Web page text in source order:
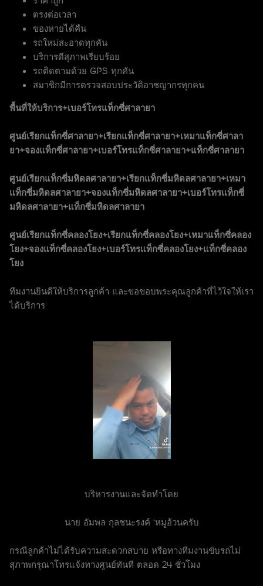
ตรงต่อเวลา
ของหายได้คืน
รถใหม่สะอาดทุกคัน
บริการดีสุภาพเรียบร้อย
รถติดตามด้วย GPS ทุกคัน
สมาชิกมีการตรวจสอบประวัติอาชญากรทุกคน
พื้นที่ให้บริการ+เบอร์โทรแท็กซี่ศาลายา
ศูนย์เรียกแท็กซี่ศาลายา+เรียกแท็กซี่ศาลายา+เหมาแท็กซี่ศาลา
ยา+จองแท็กซี่ศาลายา+เบอร์โทรแท็กซี่ศาลายา+แท็กซี่ศาลายา
ศูนย์เรียกแท็กซี่มหิดลศาลายา+เรียกแท็กซี่มหิดลศาลายา+เหมา
แท็กซี่มหิดลศาลายา+จองแท็กซี่มหิดลศาลายา+เบอร์โทรแท็กซี่
มหิดลศาลายา+แท็กซี่มหิดลศาลายา
ศูนย์เรียกแท็กซี่คลองโยง+เรียกแท็กซี่คลองโยง+เหมาแท็กซี่คลอง
โยง+จองแท็กซี่คลองโยง+เบอร์โทรแท็กซี่คลองโยง+แท็กซี่คลอง
โยง
ทีมงานยินดีให้บริการลูกค้า และขอขอบพระคุณลูกค้าที่ไว้ใจให้เรา
ได้บริการ
บริหารงานและจัดทำโดย
นาย อัมพล กุลชนะรงค์ 'หมูอ้วนครับ
กรณีลูกค้าไม่ได้รับความสะดวกสบาย หรือทางทีมงานขับรถไม่
สุภาพกรุณาโทรแจ้งทางศูนย์ทันที ตลอด 24 ชั่วโมง